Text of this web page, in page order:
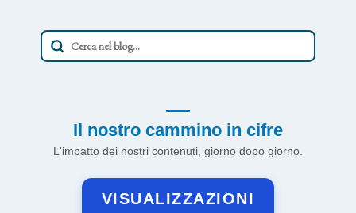
Il nostro cammino in cifre
L'impatto dei nostri contenuti, giorno dopo giorno.
VISUALIZZAZIONI